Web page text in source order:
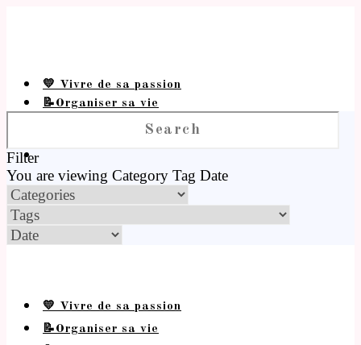
💛 Vivre de sa passion
📝Organiser sa vie
Filter
You are viewing Category Tag Date
💛 Vivre de sa passion
📝Organiser sa vie